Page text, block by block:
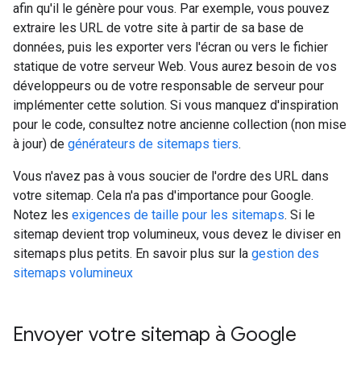
afin qu'il le génère pour vous. Par exemple, vous pouvez
extraire les URL de votre site à partir de sa base de
données, puis les exporter vers l'écran ou vers le fichier
statique de votre serveur Web. Vous aurez besoin de vos
développeurs ou de votre responsable de serveur pour
implémenter cette solution. Si vous manquez d'inspiration
pour le code, consultez notre ancienne collection (non mise
à jour) de générateurs de sitemaps tiers.
Vous n'avez pas à vous soucier de l'ordre des URL dans
votre sitemap. Cela n'a pas d'importance pour Google.
Notez les exigences de taille pour les sitemaps. Si le
sitemap devient trop volumineux, vous devez le diviser en
sitemaps plus petits. En savoir plus sur la gestion des
sitemaps volumineux
Envoyer votre sitemap à Google